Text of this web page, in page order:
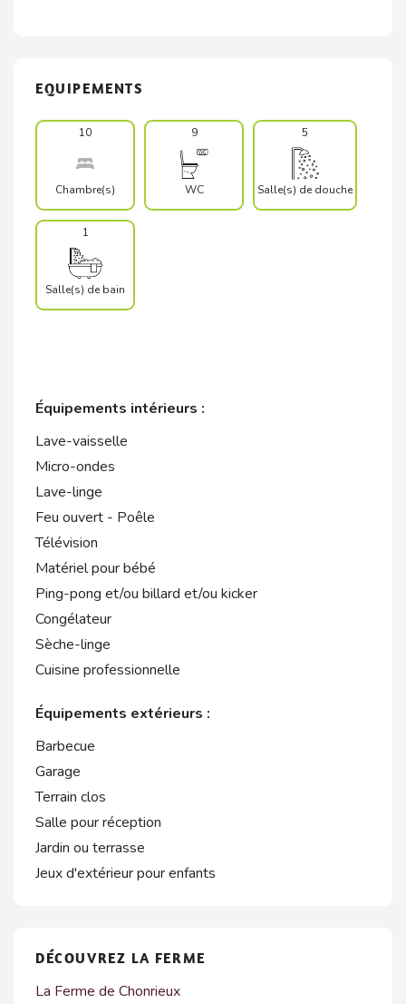
EQUIPEMENTS
10
Chambre(s)
9
WC
5
Salle(s) de douche
1
Salle(s) de bain
Équipements intérieurs :
Lave-vaisselle
Micro-ondes
Lave-linge
Feu ouvert - Poêle
Télévision
Matériel pour bébé
Ping-pong et/ou billard et/ou kicker
Congélateur
Sèche-linge
Cuisine professionnelle
Équipements extérieurs :
Barbecue
Garage
Terrain clos
Salle pour réception
Jardin ou terrasse
Jeux d'extérieur pour enfants
DÉCOUVREZ LA FERME
La Ferme de Chonrieux